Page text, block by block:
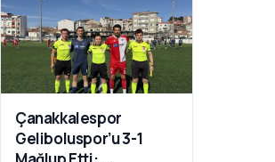
Çanakkalespor
Geliboluspor’u 3-1